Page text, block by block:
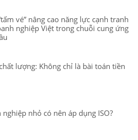
vé” nâng cao năng lực cạnh tranh
nghiệp Việt trong chuỗi cung ứng
lượng: Không chỉ là bài toán tiền
nghiệp nhỏ có nên áp dụng ISO?